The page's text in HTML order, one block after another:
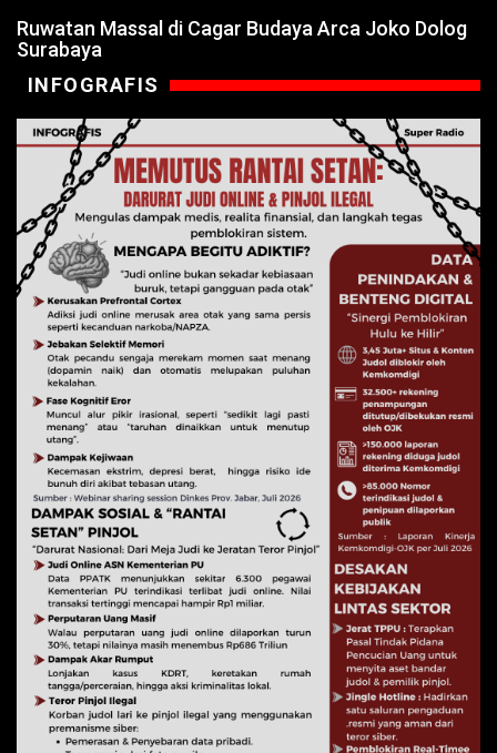
Ruwatan Massal di Cagar Budaya Arca Joko Dolog
Surabaya
INFOGRAFIS